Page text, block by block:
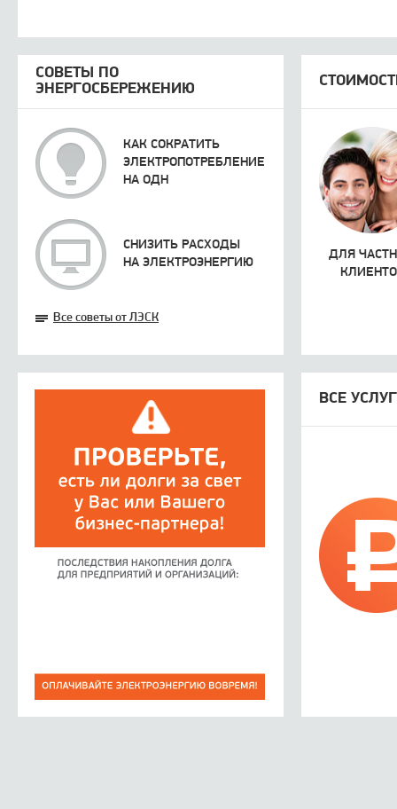
СОВЕТЫ ПО
ЭНЕРГОСБЕРЕЖЕНИЮ
КАК СОКРАТИТЬ
ЭЛЕКТРОПОТРЕБЛЕНИЕ
НА ОДН
СНИЗИТЬ РАСХОДЫ
НА ЭЛЕКТРОЭНЕРГИЮ
Все советы от ЛЭСК
ДЛЯ
ВСЕ